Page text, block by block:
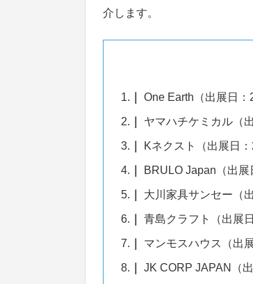
介します。
1. One Earth（出展日：
2. ヤマハチケミカル（
3. Kネクスト（出展日：
4. BRULO Japan（出展
5. 大川家具サンセー（
6. 青島クラフト（出展
7. マンモスハウス（出
8. JK CORP JAPAN（